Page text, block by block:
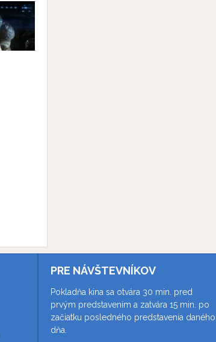
PRE NÁVŠTEVNÍKOV
Pokladňa kina sa otvára 30 min. pred
prvým predstavením a zatvára 15 min. po
začiatku posledného predstavenia daného
dňa.